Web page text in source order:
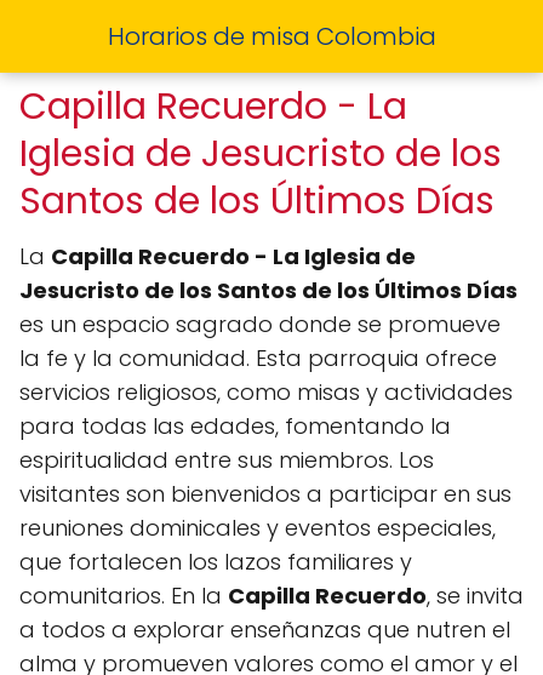
Horarios de misa Colombia
Capilla Recuerdo - La
Iglesia de Jesucristo de los
Santos de los Últimos Días
La Capilla Recuerdo - La Iglesia de
Jesucristo de los Santos de los Últimos Días
es un espacio sagrado donde se promueve
la fe y la comunidad. Esta parroquia ofrece
servicios religiosos, como misas y actividades
para todas las edades, fomentando la
espiritualidad entre sus miembros. Los
visitantes son bienvenidos a participar en sus
reuniones dominicales y eventos especiales,
que fortalecen los lazos familiares y
comunitarios. En la Capilla Recuerdo, se invita
a todos a explorar enseñanzas que nutren el
alma y promueven valores como el amor y el